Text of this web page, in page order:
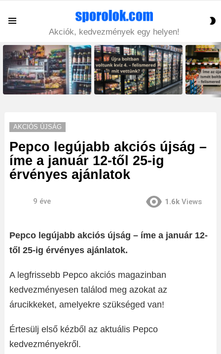
Akciók, kedvezmények egy helyen!
LATEST
STORIES
AKCIÓS ÚJSÁG
Pepco legújabb akciós újság –
íme a január 12-től 25-ig
érvényes ajánlatok
9 éve 1.6k Views
Pepco legújabb akciós újság – íme a január 12-
től 25-ig érvényes ajánlatok.
A legfrissebb Pepco akciós magazinban
kedvezményesen találod meg azokat az
árucikkeket, amelyekre szükséged van!
Értesülj első kézből az aktuális Pepco
kedvezményekről.